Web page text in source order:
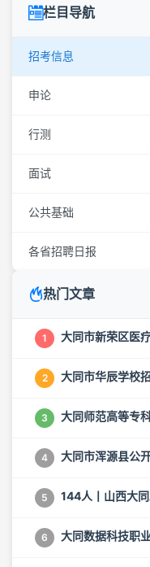
栏目导航
招考信息
申论
行测
面试
公共基础
各省招聘日报
热门文章
1 大同市新荣区医
2 大同市华辰学校
3 大同师范高等专
4 大同市浑源县公
5 144人丨山西大
6 大同数据科技职